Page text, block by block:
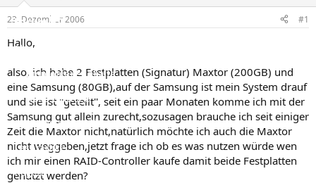
Forum
Aktuelles
Empfohlene Inhalte
Neue Beiträge
Neueste Aktivitäten
Leserartikel
Regeln
e
r
t
23. Dezember 2006 #1
Hallo,
also, ich habe 2 Festplatten (Signatur) Maxtor (200GB) und
eine Samsung (80GB),auf der Samsung ist mein System drauf
und sie ist ''geteilt'', seit ein paar Monaten komme ich mit der
Samsung gut allein zurecht,sozusagen brauche ich seit einiger
Zeit die Maxtor nicht,natürlich möchte ich auch die Maxtor
nicht weggeben,jetzt frage ich ob es was nutzen würde wen
ich mir einen RAID-Controller kaufe damit beide Festplatten
genutzt werden?